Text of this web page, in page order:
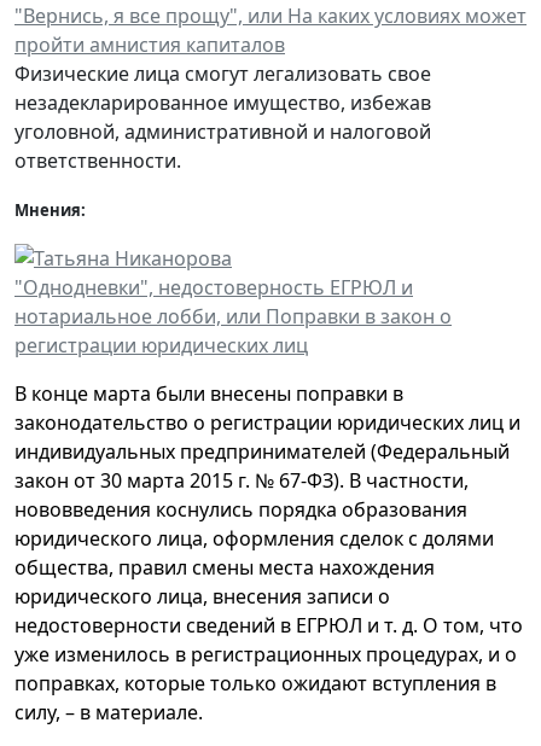
"Вернись, я все прощу", или На каких условиях может
пройти амнистия капиталов
Физические лица смогут легализовать свое
незадекларированное имущество, избежав
уголовной, административной и налоговой
ответственности.
Мнения:
"Однодневки", недостоверность ЕГРЮЛ и
нотариальное лобби, или Поправки в закон о
регистрации юридических лиц
В конце марта были внесены поправки в
законодательство о регистрации юридических лиц и
индивидуальных предпринимателей (Федеральный
закон от 30 марта 2015 г. № 67-ФЗ). В частности,
нововведения коснулись порядка образования
юридического лица, оформления сделок с долями
общества, правил смены места нахождения
юридического лица, внесения записи о
недостоверности сведений в ЕГРЮЛ и т. д. О том, что
уже изменилось в регистрационных процедурах, и о
поправках, которые только ожидают вступления в
силу, – в материале.